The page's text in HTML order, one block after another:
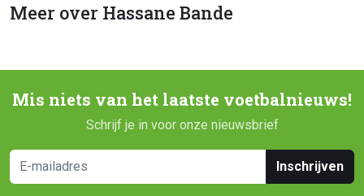
Meer over Hassane Bande
Mis niets van het laatste voetbalnieuws!
Schrijf je in voor onze nieuwsbrief
Inschrijven